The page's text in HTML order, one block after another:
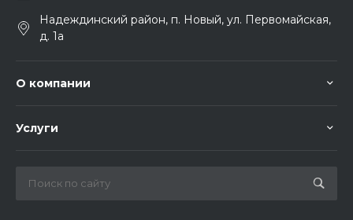
Надеждинский район, п. Новый, ул. Первомайская,
д. 1а
О компании
Услуги